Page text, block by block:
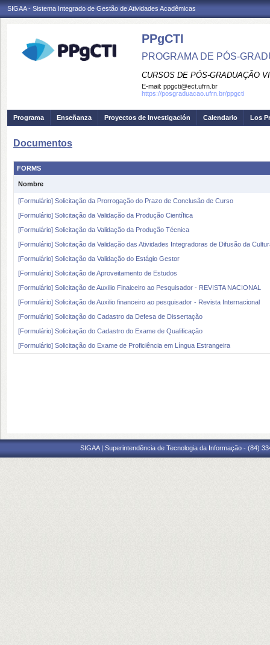
SIGAA - Sistema Integrado de Gestão de Atividades Acadêmicas
PPgCTI
PROGRAMA DE PÓS-
CURSOS DE PÓS-GRADUAÇÃO
E-mail: ppgcti@ect.ufrn.br
https://posgraduacao.ufrn.br/ppgcti
Programa Enseñanza Proyectos de Investigación Calendario Los
Documentos
FORMS
Nombre
[Formulário] Solicitação da Prorrogação do Prazo de Conclusão de Curso
[Formulário] Solicitação da Validação da Produção Científica
[Formulário] Solicitação da Validação da Produção Técnica
[Formulário] Solicitação da Validação das Atividades Integradoras de Difusão da
[Formulário] Solicitação da Validação do Estágio Gestor
[Formulário] Solicitação de Aproveitamento de Estudos
[Formulário] Solicitação de Auxilio Finaiceiro ao Pesquisador - REVISTA NACIONAL
[Formulário] Solicitação de Auxilio financeiro ao pesquisador - Revista Internacional
[Formulário] Solicitação do Cadastro da Defesa de Dissertação
[Formulário] Solicitação do Cadastro do Exame de Qualificação
[Formulário] Solicitação do Exame de Proficiência em Língua Estrangeira
SIGAA | Superintendência de Tecnologia da Informação - (84)